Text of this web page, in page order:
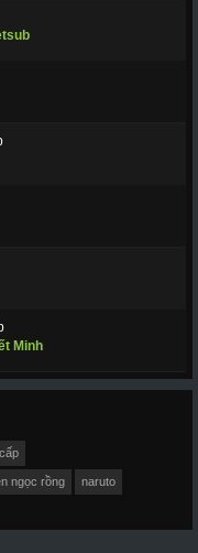
Minh
ngọc rồng naruto